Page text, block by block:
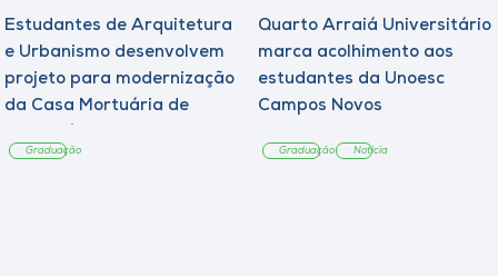
Estudantes de Arquitetura
e Urbanismo desenvolvem
projeto para modernização
da Casa Mortuária de
Graduação
Quarto Arraiá Universitário
marca acolhimento aos
estudantes da Unoesc
Campos Novos
Graduação Notícia